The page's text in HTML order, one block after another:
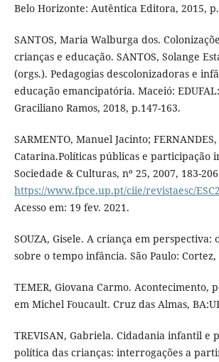
Belo Horizonte: Autêntica Editora, 2015,
SANTOS, Maria Walburga dos.
crianças e educação. SANTOS, Solange
(orgs.). Pedagogias descolonizadoras e
educação emancipatória. Maceió:
Graciliano Ramos, 2018, p.147-163.
SARMENTO, Manuel Jacinto;
Catarina.Políticas públicas e participação
Sociedade & Culturas, nº 25, 2007, 183-
https://www.fpce.up.pt/ciie/revistaesc/
Acesso em: 19 fev. 2021.
SOUZA, Gisele. A criança em
sobre o tempo infância. São Paulo: Cortez,
TEMER, Giovana Carmo. Acontecimento,
em Michel Foucault. Cruz das Almas,
TREVISAN, Gabriela. Cidadania infantil e
política das crianças: interrogações a